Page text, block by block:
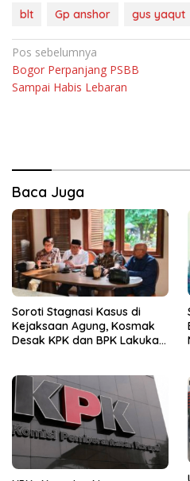
blt Gp anshor gus yaqut
Navigasi
pos
Pos sebelumnya
Bogor Perpanjang PSBB
Sampai Habis Lebaran
Baca Juga
Soroti Stagnasi Kasus di
Kejaksaan Agung, Kosmak
Desak KPK dan BPK Lakukan